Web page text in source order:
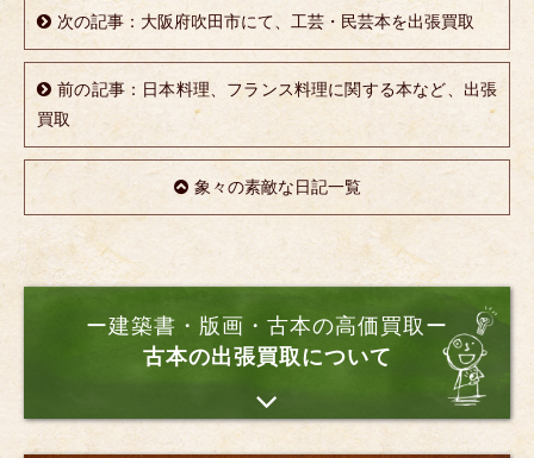
次の記事：大阪府吹田市にて、工芸・民芸本を出張買取
前の記事：日本料理、フランス料理に関する本など、出張
買取
象々の素敵な日記一覧
ー建築書・版画・古本の高価買取ー
古本の出張買取について